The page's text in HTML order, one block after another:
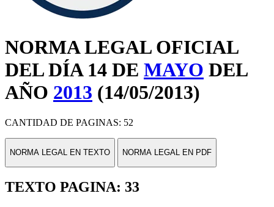
NORMA LEGAL OFICIAL
DEL DÍA 14 DE MAYO DEL
AÑO 2013 (14/05/2013)
CANTIDAD DE PAGINAS: 52
NORMA LEGAL EN TEXTO NORMA LEGAL EN PDF
TEXTO PAGINA: 33